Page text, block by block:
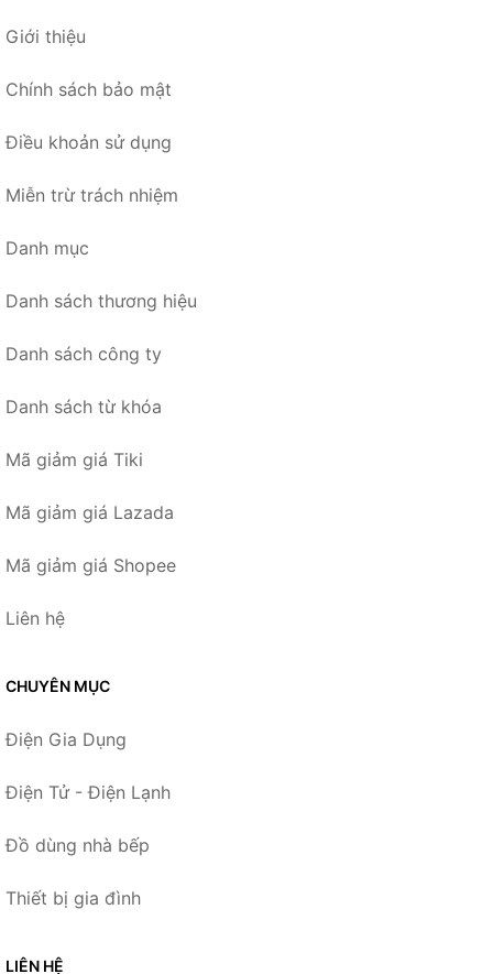
Giới thiệu
Chính sách bảo mật
Điều khoản sử dụng
Miễn trừ trách nhiệm
Danh mục
Danh sách thương hiệu
Danh sách công ty
Danh sách từ khóa
Mã giảm giá Tiki
Mã giảm giá Lazada
Mã giảm giá Shopee
Liên hệ
CHUYÊN MỤC
Điện Gia Dụng
Điện Tử - Điện Lạnh
Đồ dùng nhà bếp
Thiết bị gia đình
LIÊN HỆ